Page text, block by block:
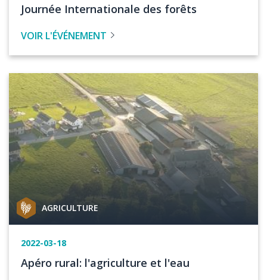
de
l'événement
Titre
l'évenement
Journée Internationale des forêts
VOIR L'ÉVÉNEMENT
Image
Catégorie
de
AGRICULTURE
Date
de
l'événement
2022-03-18
Titre
Apéro rural: l'agriculture et l'eau